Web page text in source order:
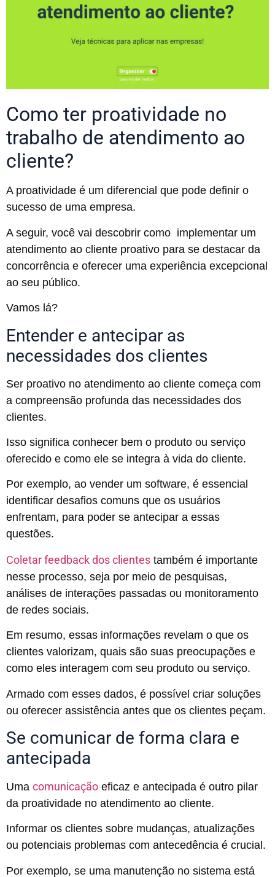
Como ter proatividade no
trabalho de atendimento ao
cliente?
A proatividade é um diferencial que pode definir o
sucesso de uma empresa.
A seguir, você vai descobrir como implementar um
atendimento ao cliente proativo para se destacar da
concorrência e oferecer uma experiência excepcional
ao seu público.
Vamos lá?
Entender e antecipar as
necessidades dos clientes
Ser proativo no atendimento ao cliente começa com
a compreensão profunda das necessidades dos
clientes.
Isso significa conhecer bem o produto ou serviço
oferecido e como ele se integra à vida do cliente.
Por exemplo, ao vender um software, é essencial
identificar desafios comuns que os usuários
enfrentam, para poder se antecipar a essas
questões.
Coletar feedback dos clientes também é importante
nesse processo, seja por meio de pesquisas,
análises de interações passadas ou monitoramento
de redes sociais.
Em resumo, essas informações revelam o que os
clientes valorizam, quais são suas preocupações e
como eles interagem com seu produto ou serviço.
Armado com esses dados, é possível criar soluções
ou oferecer assistência antes que os clientes peçam.
Se comunicar de forma clara e
antecipada
Uma comunicação eficaz e antecipada é outro pilar
da proatividade no atendimento ao cliente.
Informar os clientes sobre mudanças, atualizações
ou potenciais problemas com antecedência é crucial.
Por exemplo, se uma manutenção no sistema está